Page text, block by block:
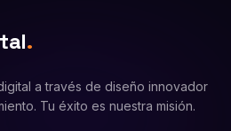
.
a través de diseño innovador
Tu éxito es nuestra misión.